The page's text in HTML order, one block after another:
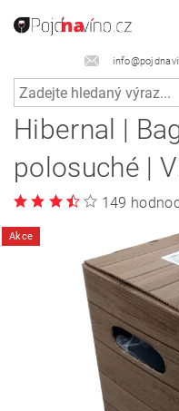
Hibernal |
polosuché |
149
Akce